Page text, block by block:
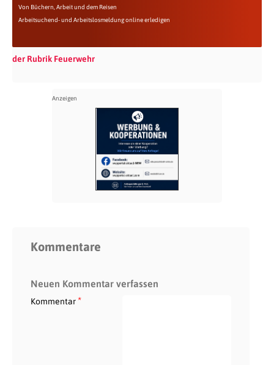
Von Büchern, Arbeit und dem Reisen
Arbeitsuchend- und Arbeitslosmeldung online erledigen
der Rubrik Feuerwehr
Kommentare
Neuen Kommentar verfassen
Kommentar*